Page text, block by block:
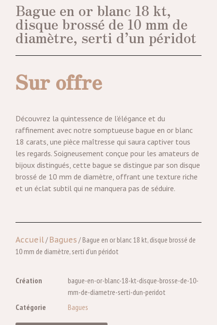
Bague en or blanc 18 kt,
disque brossé de 10 mm de
diamètre, serti d’un péridot
Sur offre
Découvrez la quintessence de l’élégance et du
raffinement avec notre somptueuse bague en or blanc
18 carats, une pièce maîtresse qui saura captiver tous
les regards. Soigneusement conçue pour les amateurs de
bijoux distingués, cette bague se distingue par son disque
brossé de 10 mm de diamètre, offrant une texture riche
et un éclat subtil qui ne manquera pas de séduire.
Accueil/ Bagues / Bague en or blanc 18 kt, disque brossé de
10 mm de diamètre, serti d’un péridot
Création
bague-en-or-blanc-18-kt-disque-brosse-de-10-
mm-de-diametre-serti-dun-peridot
Catégorie
Bagues